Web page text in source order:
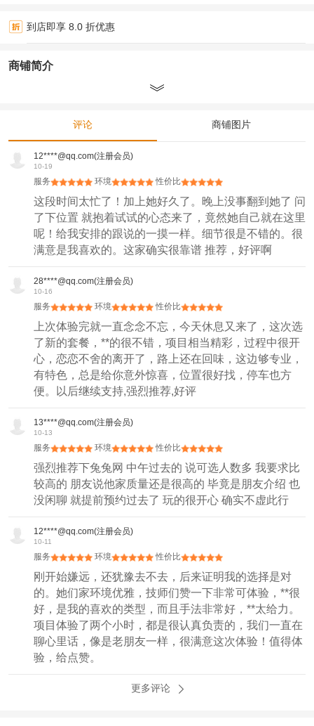
到店即享 8.0 折优惠
商铺简介
评论 商铺图片
12****@qq.com(注册会员)
10-19
服务 环境 性价比
这段时间太忙了！加上她好久了。晚上没事翻到她了 问
了下位置 就抱着试试的心态来了，竟然她自己就在这里
呢！给我安排的跟说的一摸一样。细节很是不错的。很
满意是我喜欢的。这家确实很靠谱 推荐，好评啊
28****@qq.com(注册会员)
10-16
服务 环境 性价比
上次体验完就一直念念不忘，今天休息又来了，这次选
了新的套餐，**的很不错，项目相当精彩，过程中很开
心，恋恋不舍的离开了，路上还在回味，这边够专业，
有特色，总是给你意外惊喜，位置很好找，停车也方
便。以后继续支持,强烈推荐,好评
13****@qq.com(注册会员)
10-13
服务 环境 性价比
强烈推荐下兔兔网 中午过去的 说可选人数多 我要求比
较高的 朋友说他家质量还是很高的 毕竟是朋友介绍 也
没闲聊 就提前预约过去了 玩的很开心 确实不虚此行
12****@qq.com(注册会员)
10-11
服务 环境 性价比
刚开始嫌远，还犹豫去不去，后来证明我的选择是对
的。她们家环境优雅，技师们赞一下非常可体验，**很
好，是我的喜欢的类型，而且手法非常好，**太给力。
项目体验了两个小时，都是很认真负责的，我们一直在
聊心里话，像是老朋友一样，很满意这次体验！值得体
验，给点赞。
更多评论